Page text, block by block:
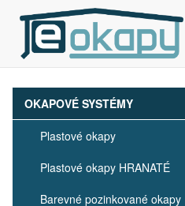
OKAPOVÉ SYSTÉMY
Plastové okapy
Plastové okapy HRANATÉ
Barevné pozinkované okapy